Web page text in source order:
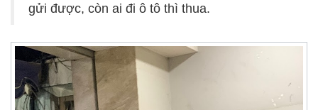
gửi được, còn ai đi ô tô thì thua.